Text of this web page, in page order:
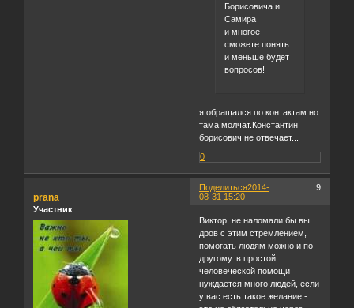
Борисовича и
Самира
и многое
сможете понять
и меньше будет
вопросов!
я обращался по контактам но
тама молчат.Константин
борисович не отвечает...
0
Поделиться 9
2014-
08-31 15:20
prana
Участник
Виктор, не наломали бы вы
дров с этим стремлением,
помогать людям можно и по-
другому. в простой
человеческой помощи
нуждается много людей, если
у вас есть такое желание -